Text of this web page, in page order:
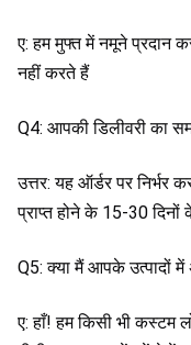
ए: हम मुफ्त में नमूने प्रदान
नहीं करते हैं
Q4: आपकी डिलीवरी का
उत्तर: यह ऑर्डर पर निर्भर
प्राप्त होने के 15-30 दिनों
Q5: क्या मैं आपके उत्पादों
ए: हाँ! हम किसी भी कस्टम